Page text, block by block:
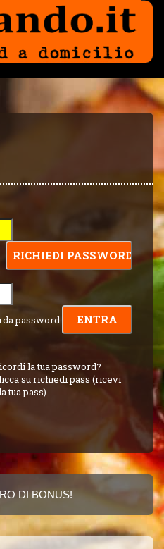
password
la tua password?
su richiedi pass (ricevi
tua pass)
DI BONUS!
8 PUNTI 3,00